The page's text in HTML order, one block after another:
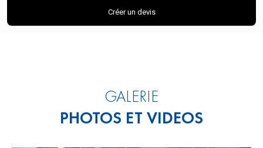
GALERIE
PHOTOS ET VIDEOS